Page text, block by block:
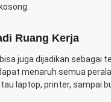
Ruang Kerja
juga dijadikan sebagai
menaruh semua
laptop, printer, sampai